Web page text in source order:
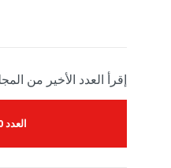
إقرأ العدد الأخير من
العدد 70 من "الإنساني"